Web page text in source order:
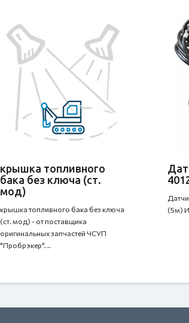
крышка топливного
бака без ключа (ст.
мод)
крышка топливного бака без ключа
(ст. мод) - от поставщика
оригинальных запчастей ЧСУП
"Пробрэкер". ..
(5м)